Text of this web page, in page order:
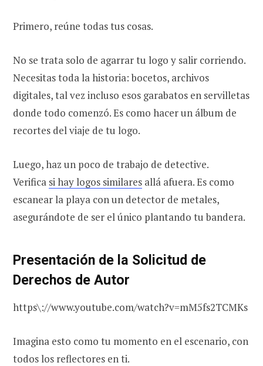
Primero, reúne todas tus cosas.
No se trata solo de agarrar tu logo y salir corriendo.
Necesitas toda la historia: bocetos, archivos
digitales, tal vez incluso esos garabatos en servilletas
donde todo comenzó. Es como hacer un álbum de
recortes del viaje de tu logo.
Luego, haz un poco de trabajo de detective.
Verifica si hay logos similares allá afuera. Es como
escanear la playa con un detector de metales,
asegurándote de ser el único plantando tu bandera.
Presentación de la Solicitud de
Derechos de Autor
https\://www.youtube.com/watch?v=mM5fs2TCMKs
Imagina esto como tu momento en el escenario, con
todos los reflectores en ti.